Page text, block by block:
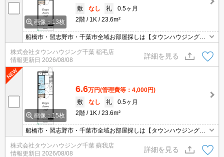
画像：13枚
敷
なし 礼
0.5ヶ月
2階
1K 23.6m²
船橋市・習志野市・千葉市全域お部屋探しは【タウンハウジング】
にお任せください！
株式会社タウンハウジング千葉 稲毛店
情報更新日 2026/08/08
詳細を見る
画像：15枚
6.6万円(管理費等：4,000円)
敷
なし 礼
0.5ヶ月
2階
1K 23.6m²
船橋市・習志野市・千葉市全域お部屋探しは【タウンハウジング】
にお任せください！
株式会社タウンハウジング千葉 蘇我店
情報更新日 2026/08/08
詳細を見る